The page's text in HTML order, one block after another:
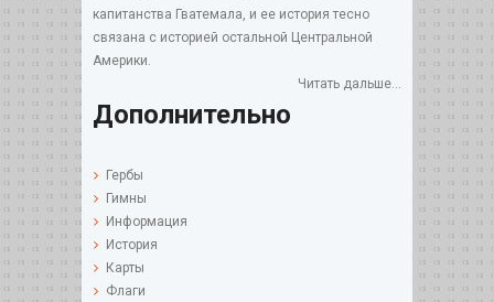
капитанства Гватемала, и ее история тесно
связана с историей остальной Центральной
Америки.
Читать дальше...
Дополнительно
Гербы
Гимны
Информация
История
Карты
Флаги